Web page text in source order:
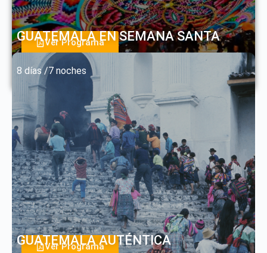
Ver Programa
Ver Programa
GUATEMALA EN SEMANA SANTA
8 días /7 noches
GUATEMALA AUTÉNTICA